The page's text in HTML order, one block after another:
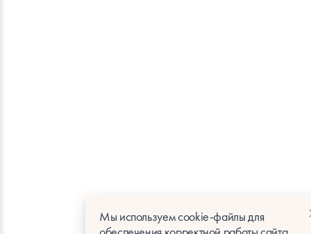
Мы используем cookie-файлы для